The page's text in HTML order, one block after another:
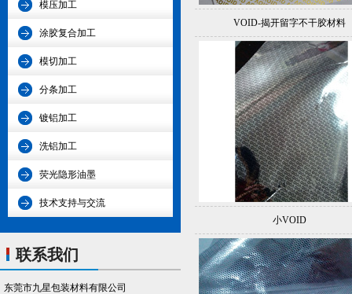
模压加工
涂胶复合加工
模切加工
分条加工
镀铝加工
洗铝加工
荧光隐形油墨
技术支持与交流
联系我们
东莞市九星包装材料有限公司
VOID-揭开留字不干胶材料
小VOID